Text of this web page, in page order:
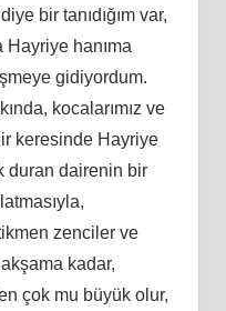
bir tanıdığım var,
Hayriye hanıma
gidiyordum.
kocalarımız ve
keresinde Hayriye
duran dairenin bir
zenciler ve
kadar,
çok mu büyük olur,